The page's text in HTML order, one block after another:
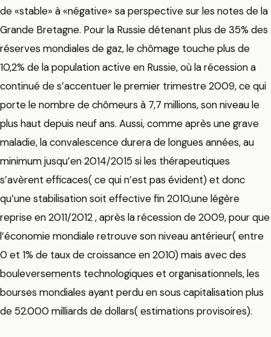
de «stable» à «négative» sa perspective sur les notes de la
Grande Bretagne. Pour la Russie détenant plus de 35% des
réserves mondiales de gaz, le chômage touche plus de
10,2% de la population active en Russie, où la récession a
continué de s’accentuer le premier trimestre 2009, ce qui
porte le nombre de chômeurs à 7,7 millions, son niveau le
plus haut depuis neuf ans. Aussi, comme après une grave
maladie, la convalescence durera de longues années, au
minimum jusqu’en 2014/2015 si les thérapeutiques
s’avèrent efficaces( ce qui n’est pas évident) et donc
qu’une stabilisation soit effective fin 2010,une légère
reprise en 2011/2012 , après la récession de 2009, pour que
l’économie mondiale retrouve son niveau antérieur( entre
0 et 1% de taux de croissance en 2010) mais avec des
bouleversements technologiques et organisationnels, les
bourses mondiales ayant perdu en sous capitalisation plus
de 52.000 milliards de dollars( estimations provisoires).